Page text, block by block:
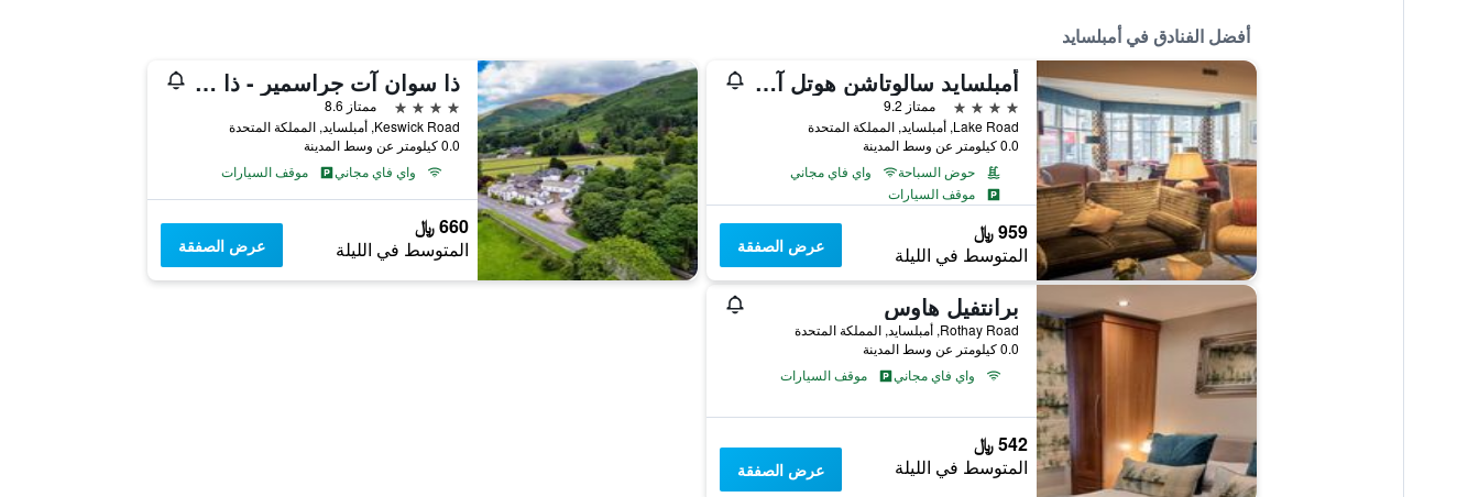
أفضل الفنادق في أمبلسايد
أمبلسايد سالوتاشن هوتل آند سبا
4 نجوم
ممتاز 9.2
Lake Road, أمبلسايد, المملكة المتحدة
0.0 كيلومتر عن وسط المدينة
حوض السباحة
واي فاي مجاني
موقف السيارات
959 ﷼
المتوسط في الليلة عرض الصفقة
ذا سوان آت جراسمير - ذا إن كوليكشن غروب
4 نجوم
ممتاز 8.6
Keswick Road, أمبلسايد, المملكة المتحدة
0.0 كيلومتر عن وسط المدينة
واي فاي مجاني
موقف السيارات
660 ﷼
المتوسط في الليلة عرض الصفقة
برانتفيل هاوس
Rothay Road, أمبلسايد, المملكة المتحدة
0.0 كيلومتر عن وسط المدينة
واي فاي مجاني
موقف السيارات
542 ﷼
المتوسط في الليلة عرض الصفقة